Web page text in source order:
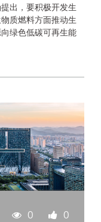
出，要积极开发生
质燃料方面推动生
绿色低碳可再生能
0
0